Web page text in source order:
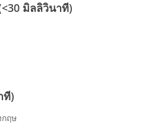
มิลลิวินาที)
ที)
ฤษ